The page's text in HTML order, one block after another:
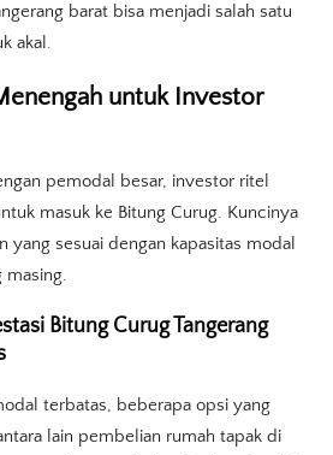
barat bisa menjadi salah satu
akal.
untuk Investor
pemodal besar, investor ritel
masuk ke Bitung Curug. Kuncinya
yang sesuai dengan kapasitas modal
masing.
Bitung Curug Tangerang
terbatas, beberapa opsi yang
lain pembelian rumah tapak di